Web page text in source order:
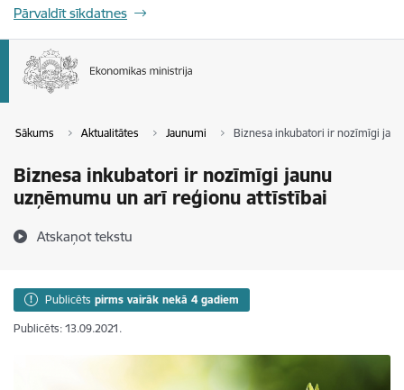
Pārvaldīt sīkdatnes
Sākums Aktualitātes Jaunumi Biznesa inkubatori ir nozīmīgi
Biznesa inkubatori ir nozīmīgi jaunu
uzņēmumu un arī reģionu attīstībai
Atskaņot tekstu
Publicēts pirms vairāk nekā 4 gadiem
Publicēts: 13.09.2021.